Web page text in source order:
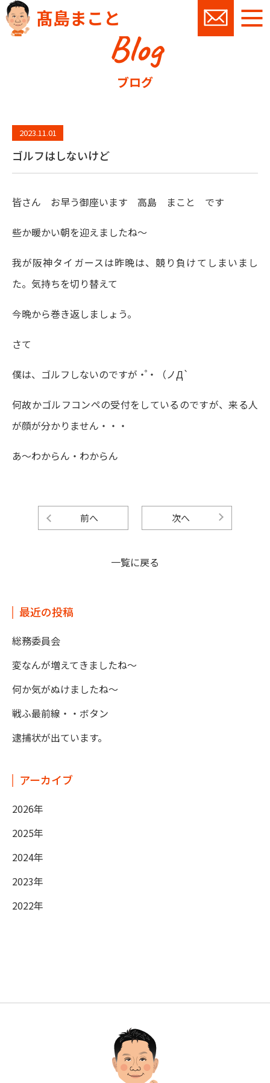
髙島まこと
Blog
ブログ
2023.11.01
ゴルフはしないけど
皆さん お早う御座います 高島 まこと です
些か暖かい朝を迎えましたね～
我が阪神タイガースは昨晩は、競り負けてしまいまし
た。気持ちを切り替えて
今晩から巻き返しましょう。
さて
僕は、ゴルフしないのですが・゚・（ノД`
何故かゴルフコンペの受付をしているのですが、来る人
が顔が分かりません・・・
あ～わからん・わからん
前へ 次へ
一覧に戻る
最近の投稿
総務委員会
変なんが増えてきましたね～
何か気がぬけましたね～
戦ふ最前線・・ボタン
逮捕状が出ています。
アーカイブ
2026年
2025年
2024年
2023年
2022年